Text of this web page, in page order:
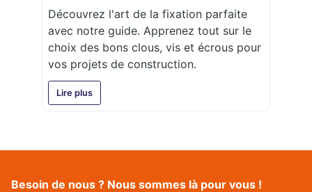
Découvrez l'art de la fixation parfaite
avec notre guide. Apprenez tout sur le
choix des bons clous, vis et écrous pour
vos projets de construction.
Lire plus
Besoin de nous ? Nous sommes là pour vous !